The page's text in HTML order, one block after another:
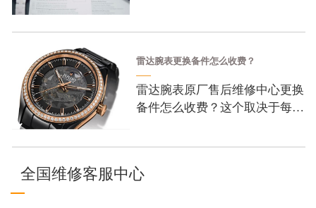
雷达腕表更换备件怎么收费？
雷达腕表原厂售后维修中心更换
备件怎么收费？这个取决于每块
全国维修客服中心